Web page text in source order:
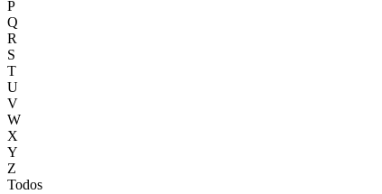
P
Q
R
S
T
U
V
W
X
Y
Z
Todos